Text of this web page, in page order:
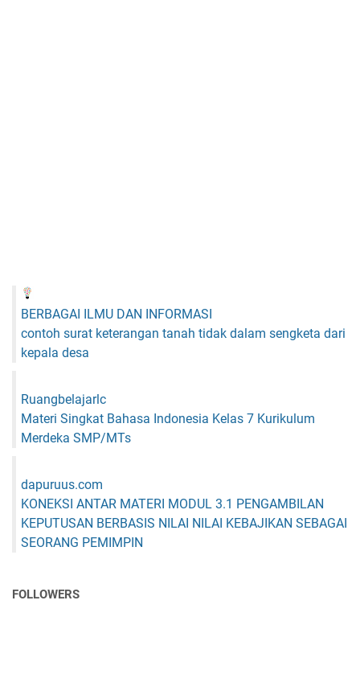
BERBAGAI ILMU DAN INFORMASI
contoh surat keterangan tanah tidak dalam sengketa dari
kepala desa
Ruangbelajarlc
Materi Singkat Bahasa Indonesia Kelas 7 Kurikulum
Merdeka SMP/MTs
dapuruus.com
KONEKSI ANTAR MATERI MODUL 3.1 PENGAMBILAN
KEPUTUSAN BERBASIS NILAI NILAI KEBAJIKAN SEBAGAI
SEORANG PEMIMPIN
FOLLOWERS